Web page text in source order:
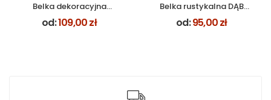
Belka dekoracyjna
Modern BM-08 Dąb
Toskana
od:109,00zł
Belka rustykalna DĄB
SAND BR-09
od:95,00zł